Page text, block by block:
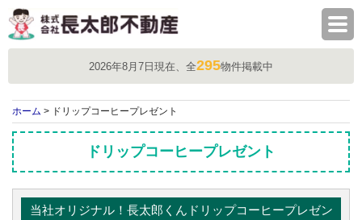
2026年8月7日現在、全295物件掲載中
ホーム > ドリップコーヒープレゼント
ドリップコーヒープレゼント
当社オリジナル！長太郎くんドリップコーヒープレゼン